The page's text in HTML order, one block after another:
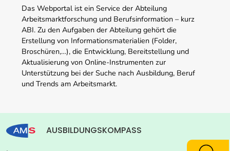
Das Webportal ist ein Service der Abteilung
Arbeitsmarktforschung und Berufsinformation – kurz
ABI. Zu den Aufgaben der Abteilung gehört die
Erstellung von Informationsmaterialien (Folder,
Broschüren,…), die Entwicklung, Bereitstellung und
Aktualisierung von Online-Instrumenten zur
Unterstützung bei der Suche nach Ausbildung, Beruf
und Trends am Arbeitsmarkt.
AUSBILDUNGSKOMPASS